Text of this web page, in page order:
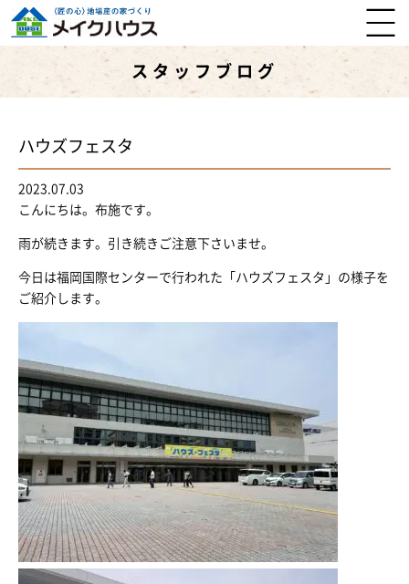
スタッフブログ
ハウズフェスタ
2023.07.03
こんにちは。布施です。
雨が続きます。引き続きご注意下さいませ。
今日は福岡国際センターで行われた「ハウズフェスタ」の様子を
ご紹介します。